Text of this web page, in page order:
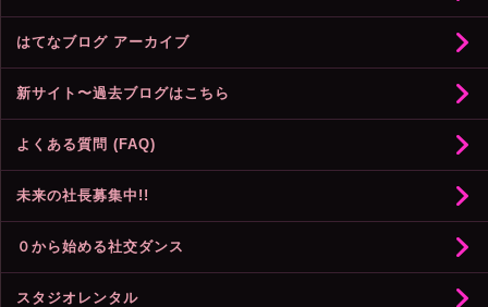
はてなブログ アーカイブ
新サイト〜過去ブログはこちら
よくある質問 (FAQ)
未来の社長募集中!!
０から始める社交ダンス
スタジオレンタル